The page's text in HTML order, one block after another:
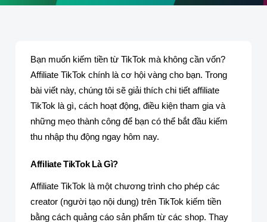
Bạn muốn kiếm tiền từ TikTok mà không cần vốn?
Affiliate TikTok chính là cơ hội vàng cho bạn. Trong
bài viết này, chúng tôi sẽ giải thích chi tiết affiliate
TikTok là gì, cách hoạt động, điều kiện tham gia và
những mẹo thành công để bạn có thể bắt đầu kiếm
thu nhập thụ động ngay hôm nay.
Affiliate TikTok Là Gì?
Affiliate TikTok là một chương trình cho phép các
creator (người tạo nội dung) trên TikTok kiếm tiền
bằng cách quảng cáo sản phẩm từ các shop. Thay